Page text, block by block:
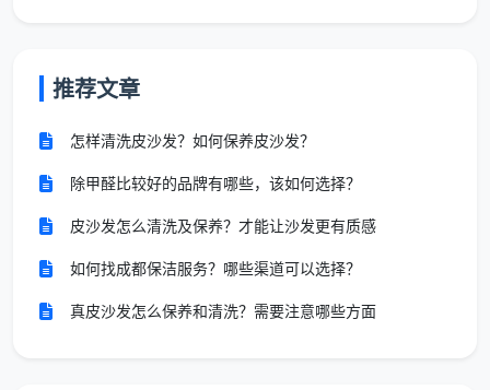
推荐文章
怎样清洗皮沙发？如何保养皮沙发？
除甲醛比较好的品牌有哪些，该如何选择？
皮沙发怎么清洗及保养？才能让沙发更有质感
如何找成都保洁服务？哪些渠道可以选择？
真皮沙发怎么保养和清洗？需要注意哪些方面